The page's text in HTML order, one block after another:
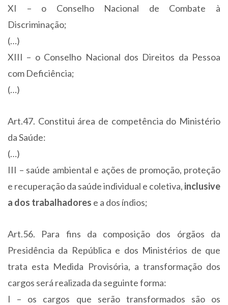
XI – o Conselho Nacional de Combate à
Discriminação;
(…)
XIII – o Conselho Nacional dos Direitos da Pessoa
com Deficiência;
(…)
Art.47. Constitui área de competência do Ministério
da Saúde:
(…)
III – saúde ambiental e ações de promoção, proteção
e recuperação da saúde individual e coletiva, inclusive
a dos trabalhadores e a dos índios;
Art.56. Para fins da composição dos órgãos da
Presidência da República e dos Ministérios de que
trata esta Medida Provisória, a transformação dos
cargos será realizada da seguinte forma:
I – os cargos que serão transformados são os